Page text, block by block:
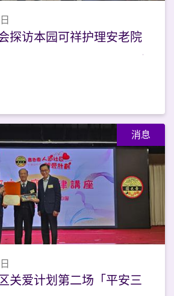
探访本园可祥护理安老院
消息
关爱计划第二场「平安三